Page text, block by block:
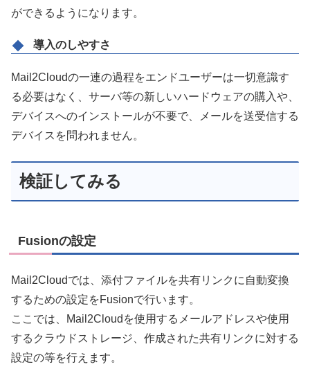
ができるようになります。
導入のしやすさ
Mail2Cloudの一連の過程をエンドユーザーは一切意識す
る必要はなく、サーバ等の新しいハードウェアの購入や、
デバイスへのインストールが不要で、メールを送受信する
デバイスを問われません。
検証してみる
Fusionの設定
Mail2Cloudでは、添付ファイルを共有リンクに自動変換
するための設定をFusionで行います。
ここでは、Mail2Cloudを使用するメールアドレスや使用
するクラウドストレージ、作成された共有リンクに対する
設定の等を行えます。